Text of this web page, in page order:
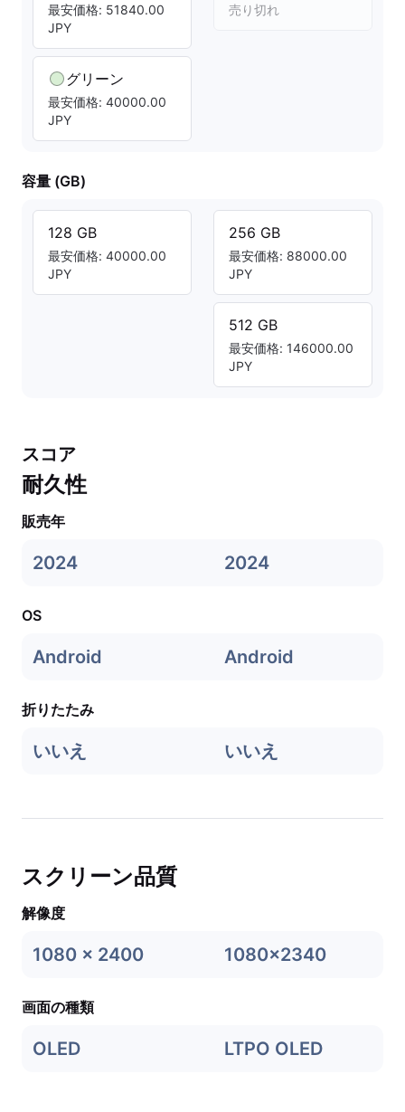
最安価格: 51840.00
JPY
グリーン
最安価格: 40000.00
JPY
売り切れ
容量 (GB)
128 GB
最安価格: 40000.00
JPY
256 GB
最安価格: 88000.00
JPY
512 GB
最安価格: 146000.00
JPY
スコア
耐久性
販売年
2024 2024
OS
Android Android
折りたたみ
いいえ いいえ
スクリーン品質
解像度
1080 x 2400 1080x2340
画面の種類
OLED LTPO OLED